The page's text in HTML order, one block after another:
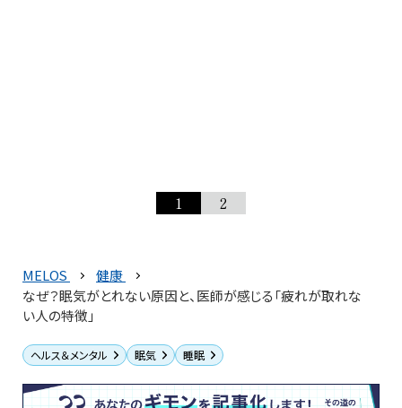
1 2
MELOS
健康
なぜ？眠気がとれない原因と、医師が感じる「疲れが取れな
い人の特徴」
ヘルス＆メンタル 眠気 睡眠